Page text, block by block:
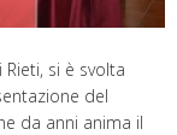
si è svolta
del
da anni anima il